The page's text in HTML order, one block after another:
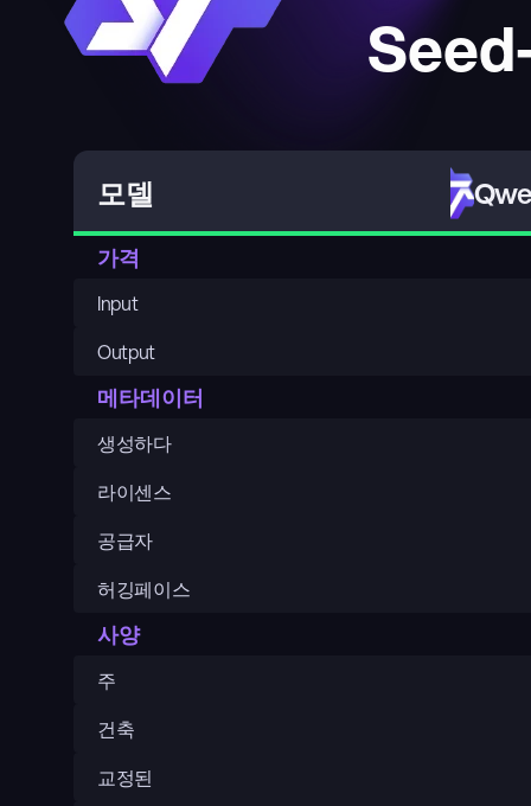
모델
가격
Input
Output
메타데이터
생성하다
라이센스
공급자
허깅페이스
사양
주
건축
교정된